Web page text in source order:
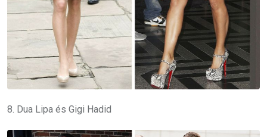
8. Dua Lipa és Gigi Hadid